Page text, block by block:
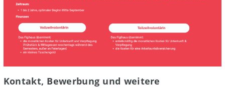
Kontakt, Bewerbung und weitere